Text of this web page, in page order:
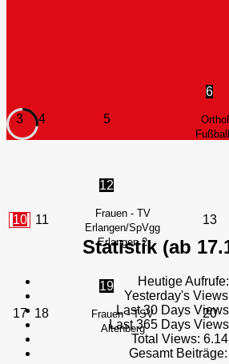
3 4 5
6
10 11
12
Frauen - TV
Erlangen/SpVgg
Erlangen 2
13
17 18
19
Frauen - TSV
Altenberg
20
Statistik (ab
Heutige Aufrufe:
Yesterday's
Last 30 Days
Last 365 Days
Total Views:
Gesamt Beiträge: